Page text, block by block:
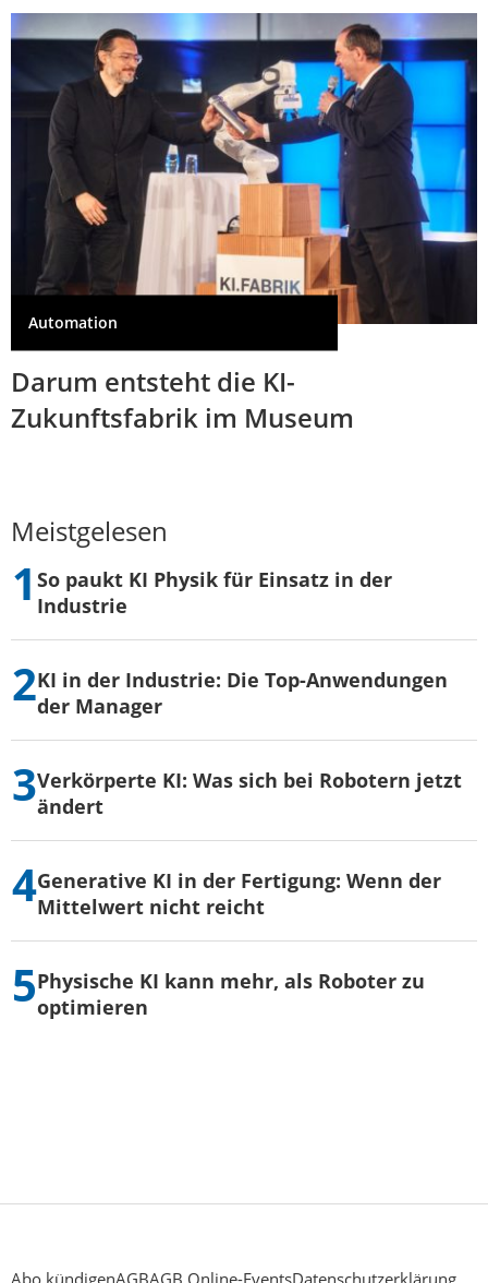
Automation
Darum entsteht die KI-
Zukunftsfabrik im Museum
Meistgelesen
So paukt KI Physik für Einsatz in der
Industrie
KI in der Industrie: Die Top-Anwendungen
der Manager
Verkörperte KI: Was sich bei Robotern jetzt
ändert
Generative KI in der Fertigung: Wenn der
Mittelwert nicht reicht
Physische KI kann mehr, als Roboter zu
optimieren
Abo kündigenAGBAGB Online-EventsDatenschutzerklärung